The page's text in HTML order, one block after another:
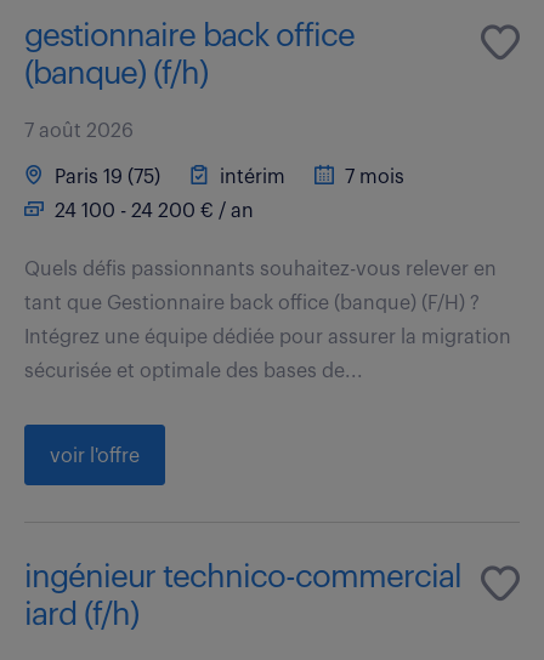
gestionnaire back office
(banque) (f/h)
7 août 2026
Paris 19 (75) intérim
7 mois
24 100 - 24 200 € / an
Quels défis passionnants souhaitez-vous relever en
tant que Gestionnaire back office (banque) (F/H) ?
Intégrez une équipe dédiée pour assurer la migration
sécurisée et optimale des bases de...
voir l'offre
ingénieur technico-commercial
iard (f/h)